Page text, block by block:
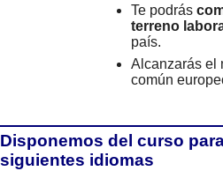
Te podrás
terreno
país.
Alcanzarás el
común
Disponemos del curso
siguientes idiomas